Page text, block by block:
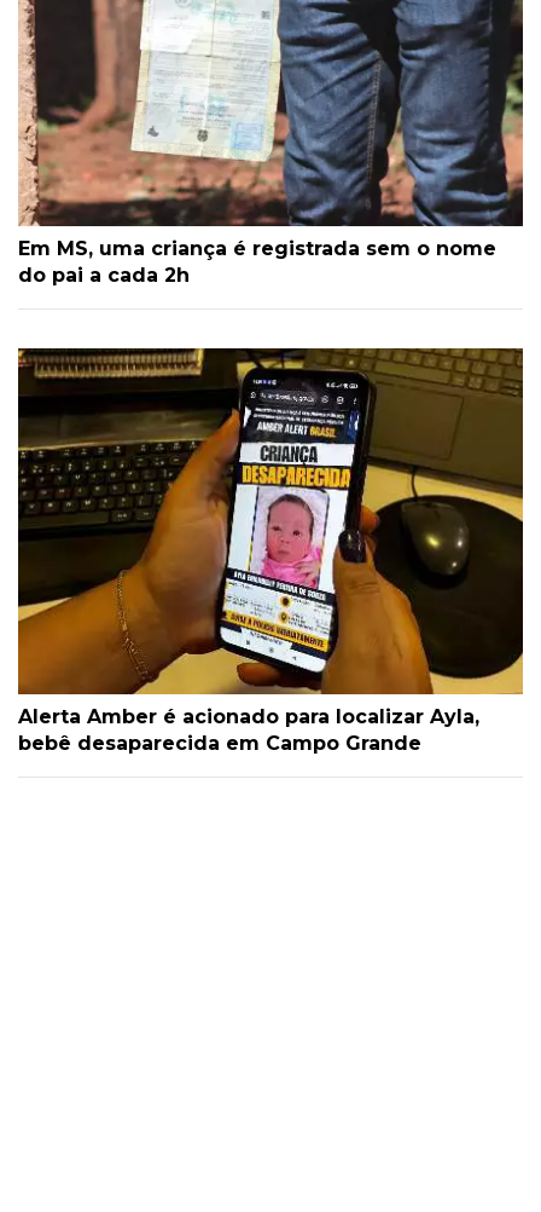
Em MS, uma criança é registrada sem o nome
do pai a cada 2h
Alerta Amber é acionado para localizar Ayla,
bebê desaparecida em Campo Grande